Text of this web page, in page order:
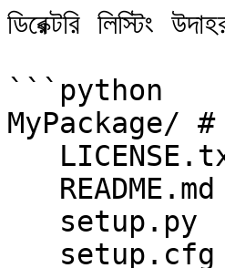
ডিরেক্টরি লিস্টিং
```python
MyPackage/